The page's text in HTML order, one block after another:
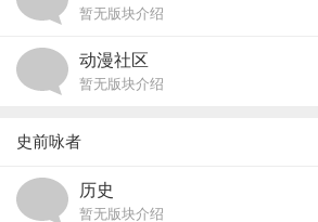
暂无版块介绍
动漫社区
暂无版块介绍
史前咏者
历史
暂无版块介绍